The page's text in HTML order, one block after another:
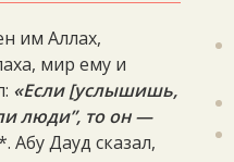
им Аллах,
мир ему и
«Если [услышишь,
люди”, то он —
Абу Дауд сказал,